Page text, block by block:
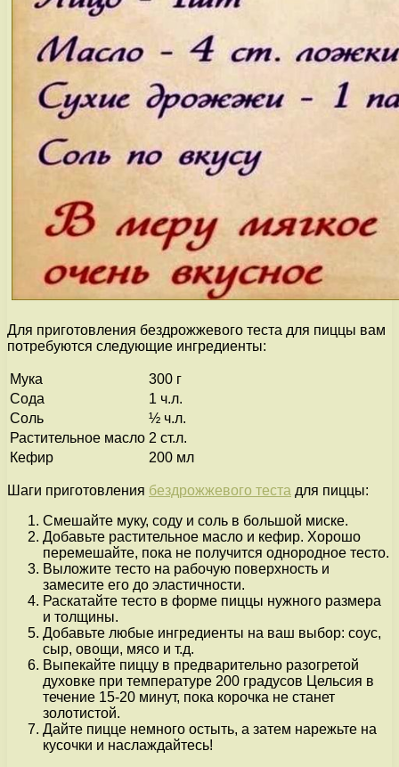
Для приготовления бездрожжевого теста для пиццы вам
потребуются следующие ингредиенты:
Мука
300 г
Сода
1 ч.л.
Соль
½ ч.л.
Растительное масло 2 ст.л.
Кефир
200 мл
Шаги приготовления бездрожжевого теста для пиццы:
Смешайте муку, соду и соль в большой миске.
Добавьте растительное масло и кефир. Хорошо
перемешайте, пока не получится однородное тесто.
Выложите тесто на рабочую поверхность и
замесите его до эластичности.
Раскатайте тесто в форме пиццы нужного размера
и толщины.
Добавьте любые ингредиенты на ваш выбор: соус,
сыр, овощи, мясо и т.д.
Выпекайте пиццу в предварительно разогретой
духовке при температуре 200 градусов Цельсия в
течение 15-20 минут, пока корочка не станет
золотистой.
Дайте пицце немного остыть, а затем нарежьте на
кусочки и наслаждайтесь!